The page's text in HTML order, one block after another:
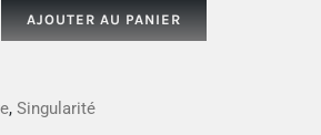
AJOUTER AU PANIER
, Singularité